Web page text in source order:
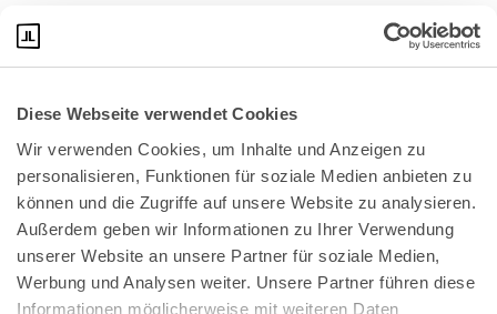
Diese Webseite verwendet Cookies
Wir verwenden Cookies, um Inhalte und Anzeigen zu
personalisieren, Funktionen für soziale Medien anbieten zu
können und die Zugriffe auf unsere Website zu analysieren.
Außerdem geben wir Informationen zu Ihrer Verwendung
unserer Website an unsere Partner für soziale Medien,
Werbung und Analysen weiter. Unsere Partner führen diese
Informationen möglicherweise mit weiteren Daten
Bundeskanzlerplatz 2
53113 Bonn